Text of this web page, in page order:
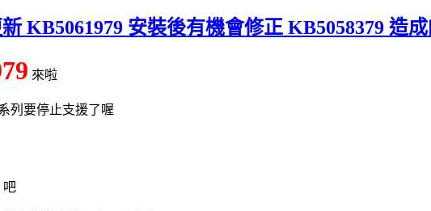
KB5061979 安裝後有機會修正 KB5058379 造
來啦
列要停止支援了喔
吧